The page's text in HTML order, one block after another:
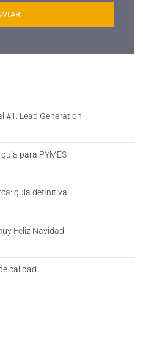
#1: Lead Generation
para PYMES
guía definitiva
Feliz Navidad
calidad